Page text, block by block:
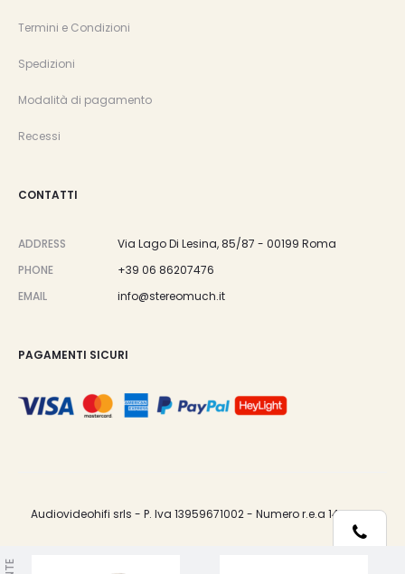
Termini e Condizioni
Spedizioni
Modalità di pagamento
Recessi
CONTATTI
ADDRESS
Via Lago Di Lesina, 85/87 - 00199 Roma
PHONE
+39 06 86207476
EMAIL
info@stereomuch.it
PAGAMENTI SICURI
Audiovideohifi srls - P. Iva 13959671002 - Numero r.e.a 1487033.